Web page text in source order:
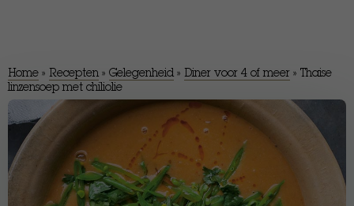
Home » Recepten » Gelegenheid » Diner voor 4 of meer » Thaise
linzensoep met chiliolie